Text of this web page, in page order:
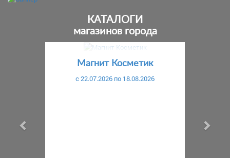
КАТАЛОГИ
магазинов города
Магнит Косметик
c 22.07.2026 по 18.08.2026